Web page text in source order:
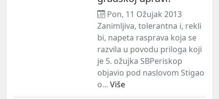
Pon, 11 Ožujak 2013
Zanimljiva, tolerantna i, rekli
bi, napeta rasprava koja se
razvila u povodu priloga koji
je 5. ožujka SBPeriskop
objavio pod naslovom Stigao
o... Više